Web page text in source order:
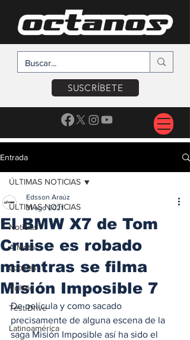
SUSCRÍBETE
Entrada
ÚLTIMAS NOTICIAS
Noticias
A Motor
Locales
Voltaje
Test Drive
Latinoamérica
ÚLTIMAS NOTICIAS
El BMW X7 de Tom
Cruise es robado
mientras se filma
Misión Imposible 7
Edsson Araúz
31 ago 2021
De película y como sacado
precisamente de alguna escena de la
saga Misión Imposible así ha sido el